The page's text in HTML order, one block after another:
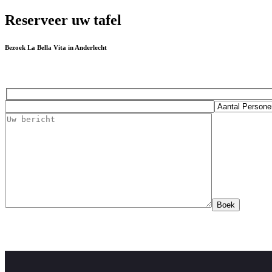
Reserveer uw tafel
Bezoek La Bella Vita in Anderlecht